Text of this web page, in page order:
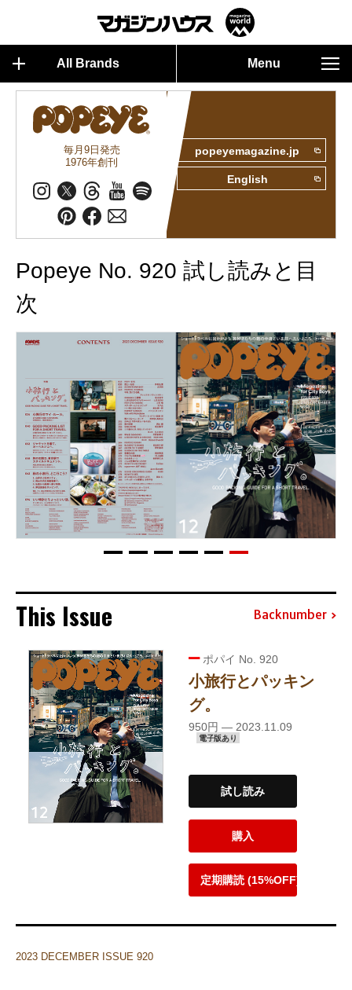
All Brands Menu
毎月9日発売
1976年創刊
popeyemagazine.jp
English
Popeye No. 920 試し読みと目
次
This Issue Backnumber
ポパイ No. 920
小旅行とパッキン
グ。
950円 — 2023.11.09
電子版あり
試し読み
購入
定期購読 (15%OFF)
2023 DECEMBER ISSUE 920